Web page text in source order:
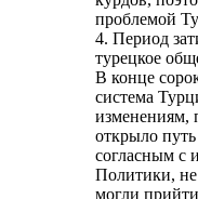
проблемой
4. Период
турецкое
В конце
система
изменениям,
открыло
согласным с
Политики, не
могли прийти